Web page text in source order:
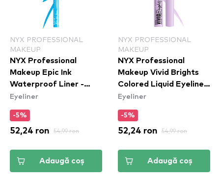
NYX PROFESSIONAL
MAKEUP
NYX Professional
Makeup Epic Ink
Waterproof Liner -
Vintage Baby
Eyeliner
-5%
52,24 ron 54,99 ron
Adaugă coș
NYX PROFESSIONAL
MAKEUP
NYX Professional
Makeup Vivid Brights
Colored Liquid Eyeliner
- Lilac Link (VBLL07)
Eyeliner
-5%
52,24 ron 54,99 ron
Adaugă coș